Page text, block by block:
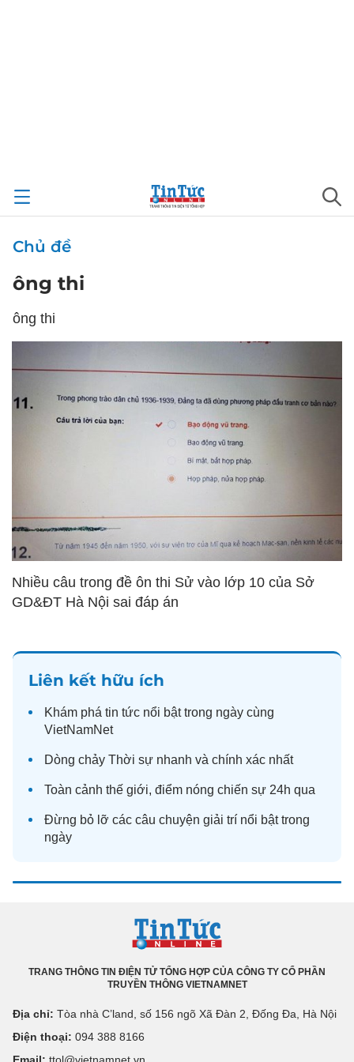
Chủ đề
ông thi
ông thi
Nhiều câu trong đề ôn thi Sử vào lớp 10 của Sở
GD&ĐT Hà Nội sai đáp án
Liên kết hữu ích
Khám phá tin tức nổi bật trong ngày cùng
VietNamNet
Dòng chảy Thời sự nhanh và chính xác nhất
Toàn cảnh thế giới, điểm nóng chiến sự 24h qua
Đừng bỏ lỡ các câu chuyện giải trí nổi bật trong
ngày
TRANG THÔNG TIN ĐIỆN TỬ TỔNG HỢP CỦA CÔNG TY CỔ PHẦN
TRUYỀN THÔNG VIETNAMNET
Địa chỉ: Tòa nhà C’land, số 156 ngõ Xã Đàn 2, Đống Đa, Hà Nội
Điện thoại: 094 388 8166